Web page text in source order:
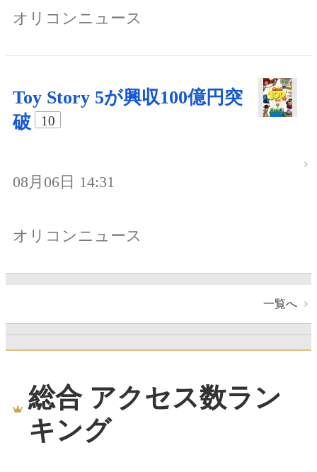
オリコンニュース
Toy Story 5が興収100億円突
破
10
08月06日 14:31
オリコンニュース
一覧へ
総合 アクセス数ラン
キング